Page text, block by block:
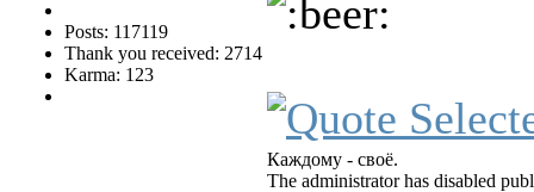
Posts: 117119
Thank you received: 2714
Karma: 123
Каждому - своё.
The administrator has disabled